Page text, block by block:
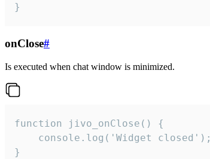
}
onClose#
Is executed when chat window is minimized.
function jivo_onClose() {
    console.log('Widget closed');
}